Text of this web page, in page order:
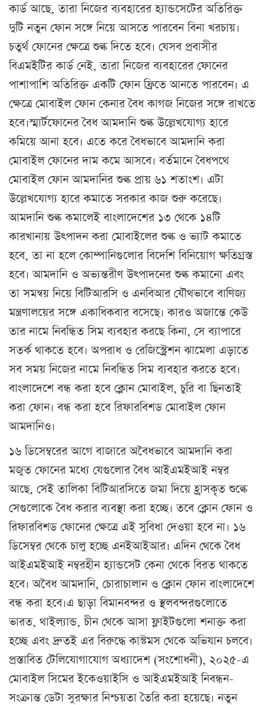
কার্ড আছে, তারা নিজের ব্যবহারের হ্যান্ডসেটের অতিরিক্ত
দুটি নতুন ফোন সঙ্গে নিয়ে আসতে পারবেন বিনা খরচায়।
চতুর্থ ফোনের ক্ষেত্রে শুল্ক দিতে হবে। যেসব প্রবাসীর
বিএমইটির কার্ড নেই, তারা নিজের ব্যবহারের ফোনের
পাশাপাশি অতিরিক্ত একটি ফোন ফ্রিতে আনতে পারবেন। এ
ক্ষেত্রে মোবাইল ফোন কেনার বৈধ কাগজ নিজের সঙ্গে রাখতে
হবে।স্মার্টফোনের বৈধ আমদানি শুল্ক উল্লেখযোগ্য হারে
কমিয়ে আনা হবে। এতে করে বৈধভাবে আমদানি করা
মোবাইল ফোনের দাম কমে আসবে। বর্তমানে বৈধপথে
মোবাইল ফোন আমদানির শুল্ক প্রায় ৬১ শতাংশ। এটা
উল্লেখযোগ্য হারে কমাতে সরকার কাজ শুরু করেছে।
আমদানি শুল্ক কমালেই বাংলাদেশের ১৩ থেকে ১৪টি
কারখানায় উৎপাদন করা মোবাইলের শুল্ক ও ভ্যাট কমাতে
হবে, তা না হলে কোম্পানিগুলোর বিদেশি বিনিয়োগ ক্ষতিগ্রস্ত
হবে। আমদানি ও অভ্যন্তরীণ উৎপাদনের শুল্ক কমানো এবং
তা সমন্বয় নিয়ে বিটিআরসি ও এনবিআর যৌথভাবে বাণিজ্য
মন্ত্রণালয়ের সঙ্গে একাধিকবার বসেছে। কারও অজান্তে কেউ
তার নামে নিবন্ধিত সিম ব্যবহার করছে কিনা, সে ব্যাপারে
সতর্ক থাকতে হবে। অপরাধ ও রেজিস্ট্রেশন ঝামেলা এড়াতে
সব সময় নিজের নামে নিবন্ধিত সিম ব্যবহার করতে হবে।
বাংলাদেশে বন্ধ করা হবে ক্লোন মোবাইল, চুরি বা ছিনতাই
করা ফোন। বন্ধ করা হবে রিফারবিশড মোবাইল ফোন
আমদানিও।
১৬ ডিসেম্বরের আগে বাজারে অবৈধভাবে আমদানি করা
মজুত ফোনের মধ্যে যেগুলোর বৈধ আইএমইআই নম্বর
আছে, সেই তালিকা বিটিআরসিতে জমা দিয়ে হ্রাসকৃত শুল্কে
সেগুলোকে বৈধ করার ব্যবস্থা করা হচ্ছে। তবে ক্লোন ফোন ও
রিফারবিশড ফোনের ক্ষেত্রে এই সুবিধা দেওয়া হবে না। ১৬
ডিসেম্বর থেকে চালু হচ্ছে এনইআইআর। এদিন থেকে বৈধ
আইএমইআই নম্বরহীন হ্যান্ডসেট কেনা থেকে বিরত থাকতে
হবে। অবৈধ আমদানি, চোরাচালান ও ক্লোন ফোন বাংলাদেশে
বন্ধ করা হবে।এ ছাড়া বিমানবন্দর ও স্থলবন্দরগুলোতে
ভারত, থাইল্যান্ড, চীন থেকে আসা ফ্লাইটগুলো শনাক্ত করা
হচ্ছে এবং দ্রুতই এর বিরুদ্ধে কাস্টমস থেকে অভিযান চলবে।
প্রস্তাবিত টেলিযোগাযোগ অধ্যাদেশ (সংশোধনী), ২০২৫-এ
মোবাইল সিমের ইকেওয়াইসি ও আইএমইআই নিবন্ধন-
সংক্রান্ত ডেটা সুরক্ষার নিশ্চয়তা তৈরি করা হয়েছে। নতুন